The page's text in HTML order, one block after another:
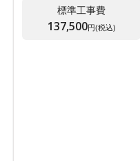
標準工事費
137,500円(税込)